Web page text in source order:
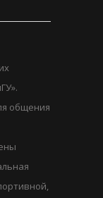
общения